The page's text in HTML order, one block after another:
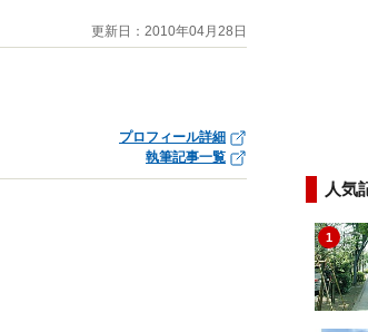
更新日：2010年04月28日
プロフィール詳細
執筆記事一覧
人気
1